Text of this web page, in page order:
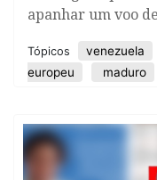
apanhar um voo
Tópicos venezuela
europeu
maduro